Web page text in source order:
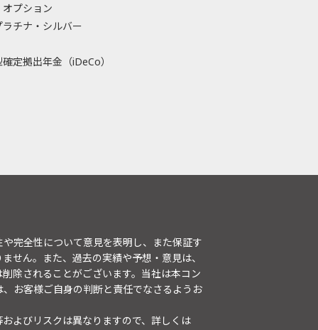
プション
ラチナ・シルバー
定拠出年金（iDeCo）
完全性について意見を表明し、また保証す
せん。また、過去の実績や予想・意見は、
除されることがございます。当社は本コン
お客様ご自身の判断と責任でなさるようお
よびリスクは異なりますので、詳しくは